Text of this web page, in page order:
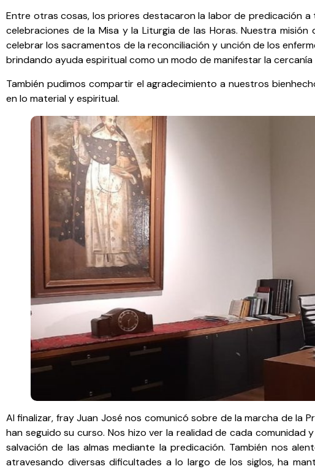
Entre otras cosas, los priores destacaron la labor de predicación
celebraciones de la Misa y la Liturgia de las Horas. Nuestra
celebrar los sacramentos de la reconciliación y unción de los
brindando ayuda espiritual como un modo de manifestar la
También pudimos compartir el agradecimiento a nuestros
en lo material y espiritual.
Al finalizar, fray Juan José nos comunicó sobre de la marcha de la
han seguido su curso. Nos hizo ver la realidad de cada
salvación de las almas mediante la predicación. También nos
atravesando diversas dificultades a lo largo de los siglos, ha